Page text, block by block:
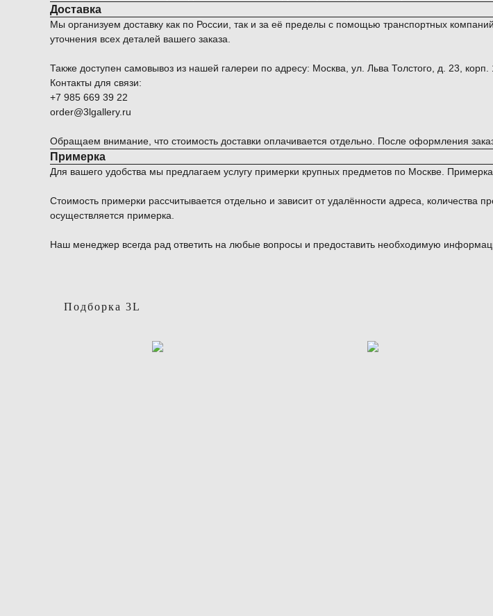
Доставка
Мы организуем доставку как по России, так и за её пределы с помощью транспортных
уточнения всех деталей вашего заказа.
Также доступен самовывоз из нашей галереи по адресу: Москва, ул. Льва Толстого, д. 23, корп.
Контакты для связи:
+7 985 669 39 22
order@3lgallery.ru
Обращаем внимание, что стоимость доставки оплачивается отдельно. После оформления
Примерка
Для вашего удобства мы предлагаем услугу примерки крупных предметов по Москве.
Стоимость примерки рассчитывается отдельно и зависит от удалённости адреса, количества
осуществляется примерка.
Наш менеджер всегда рад ответить на любые вопросы и предоставить необходимую
Подборка 3L